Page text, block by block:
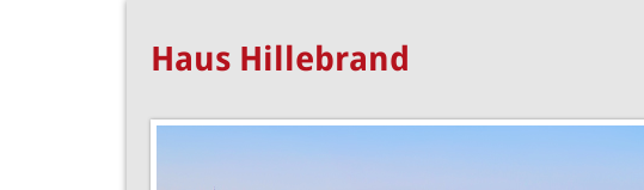
Haus Hillebrand